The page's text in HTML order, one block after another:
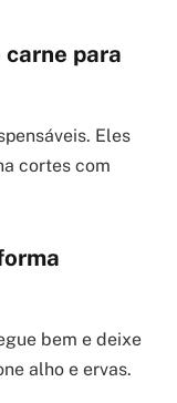
para
Eles
cortes com
bem e deixe
alho e ervas.